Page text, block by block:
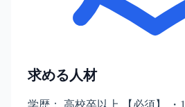
求める人材
学歴： 高校卒以上 【必須】 ・